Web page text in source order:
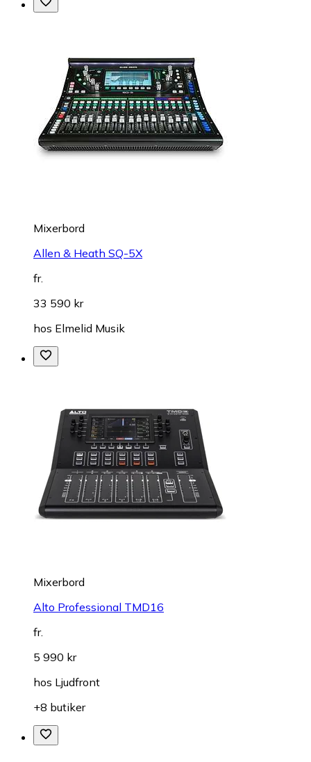
Mixerbord
Allen & Heath SQ-5X
fr.
33 590 kr
hos Elmelid Musik
Mixerbord
Alto Professional TMD16
fr.
5 990 kr
hos Ljudfront
+8 butiker